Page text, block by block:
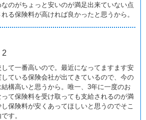
のがちょっと安いのが満足出来ていない点
る保険料が高ければ良かったと思うから。
2
て一番高いので。最近になってますます安
ている保険会社が出てきているので、今の
構高いと思うから。唯一、3年に一度のお
て保険料を受け取っても支給されるのが満
保険料が安くあってほしいと思うのでそこ
す。